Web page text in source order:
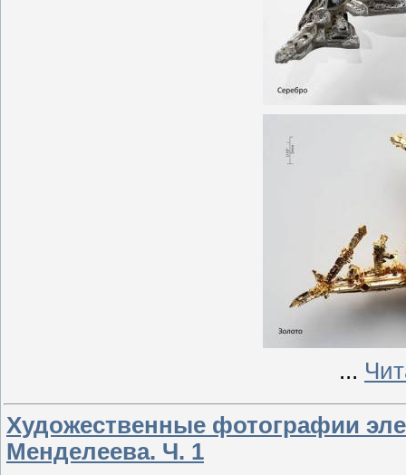
...
Художественные фотографии
Менделеева. Ч. 1